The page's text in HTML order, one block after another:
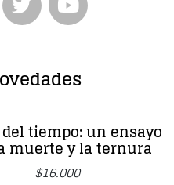
tiempo: un ensayo
muerte y la ternura
$16.000